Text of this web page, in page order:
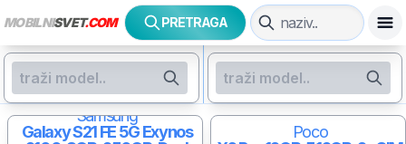
MOBILNISVET.COM PRETRAGA
Samsung
Galaxy S21 FE 5GExynos
Poco